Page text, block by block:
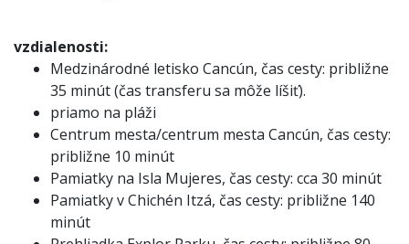
vzdialenosti:
Medzinárodné letisko Cancún, čas cesty: približne
35 minút (čas transferu sa môže líšiť).
priamo na pláži
Centrum mesta/centrum mesta Cancún, čas cesty:
približne 10 minút
Pamiatky na Isla Mujeres, čas cesty: cca 30 minút
Pamiatky v Chichén Itzá, čas cesty: približne 140
minút